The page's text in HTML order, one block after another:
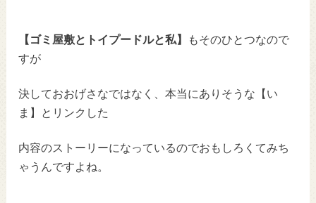
【ゴミ屋敷とトイプードルと私】
もそのひとつなので
すが
決しておおげさなではなく、本当にありそうな【い
ま】とリンクした
内容のストーリーになっているのでおもしろくてみち
ゃうんですよね。